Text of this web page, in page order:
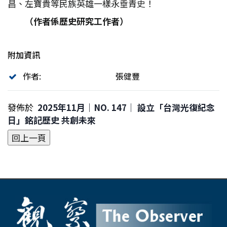
昌、左寶貴等民族英雄一樣永垂青史！
（作者係歷史研究工作者）
附加資訊
作者:
張健豐
發佈於 2025年11月｜NO. 147│ 設立「台灣光復紀念
日」銘記歷史 共創未來